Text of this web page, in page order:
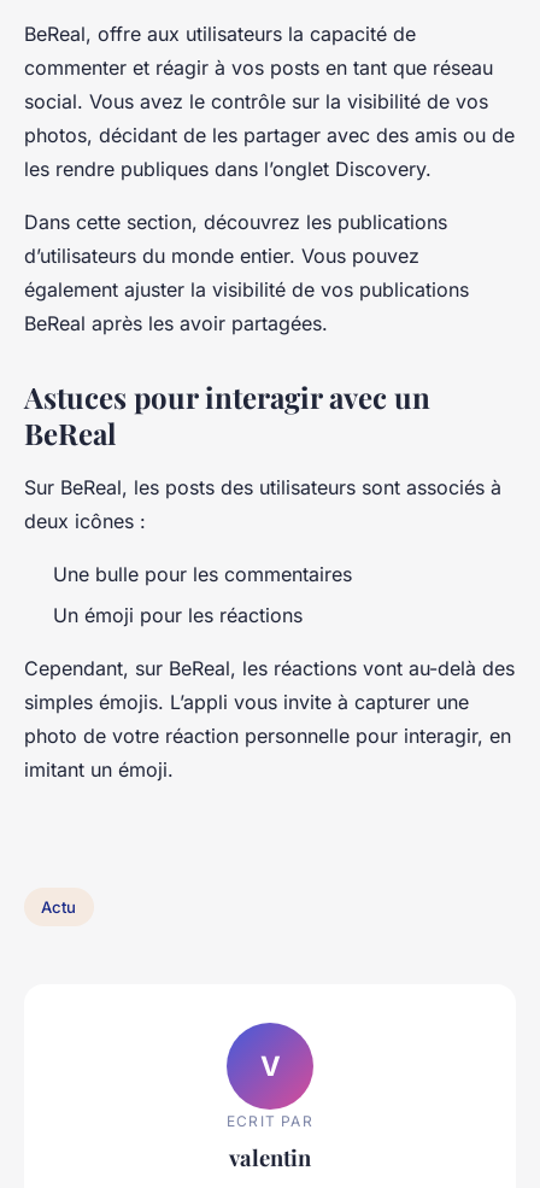
BeReal, offre aux utilisateurs la capacité de
commenter et réagir à vos posts en tant que réseau
social. Vous avez le contrôle sur la visibilité de vos
photos, décidant de les partager avec des amis ou de
les rendre publiques dans l’onglet Discovery.
Dans cette section, découvrez les publications
d’utilisateurs du monde entier. Vous pouvez
également ajuster la visibilité de vos publications
BeReal après les avoir partagées.
Astuces pour interagir avec un
BeReal
Sur BeReal, les posts des utilisateurs sont associés à
deux icônes :
Une bulle pour les commentaires
Un émoji pour les réactions
Cependant, sur BeReal, les réactions vont au-delà des
simples émojis. L’appli vous invite à capturer une
photo de votre réaction personnelle pour interagir, en
imitant un émoji.
Actu
V
ECRIT PAR
valentin